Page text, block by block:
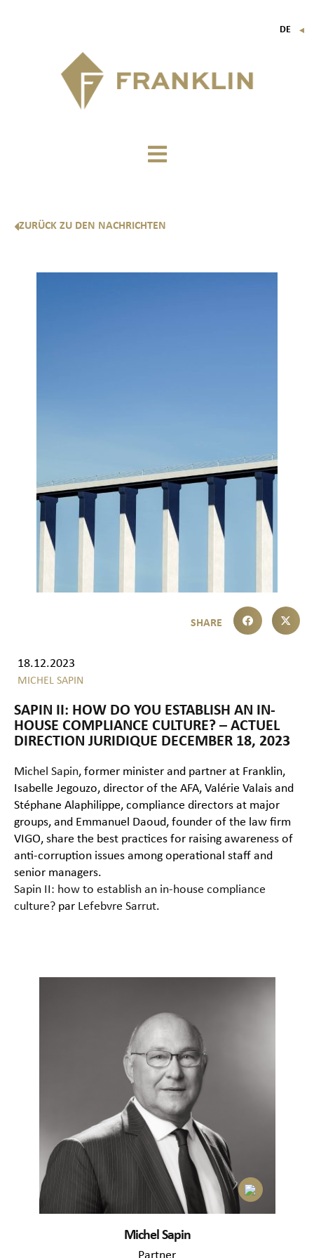
DE ▼
ZURÜCK ZU DEN NACHRICHTEN
18.12.2023
MICHEL SAPIN
SAPIN II: HOW DO YOU ESTABLISH AN IN-
HOUSE COMPLIANCE CULTURE? – ACTUEL
DIRECTION JURIDIQUE DECEMBER 18, 2023
Michel Sapin, former minister and partner at Franklin,
Isabelle Jegouzo, director of the AFA, Valérie Valais and
Stéphane Alaphilippe, compliance directors at major
groups, and Emmanuel Daoud, founder of the law firm
VIGO, share the best practices for raising awareness of
anti-corruption issues among operational staff and
senior managers.
Sapin II: how to establish an in-house compliance
culture? par Lefebvre Sarrut.
Michel Sapin